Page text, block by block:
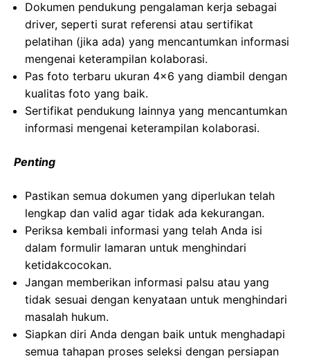
Dokumen pendukung pengalaman kerja sebagai
driver, seperti surat referensi atau sertifikat
pelatihan (jika ada) yang mencantumkan informasi
mengenai keterampilan kolaborasi.
Pas foto terbaru ukuran 4×6 yang diambil dengan
kualitas foto yang baik.
Sertifikat pendukung lainnya yang mencantumkan
informasi mengenai keterampilan kolaborasi.
Penting
Pastikan semua dokumen yang diperlukan telah
lengkap dan valid agar tidak ada kekurangan.
Periksa kembali informasi yang telah Anda isi
dalam formulir lamaran untuk menghindari
ketidakcocokan.
Jangan memberikan informasi palsu atau yang
tidak sesuai dengan kenyataan untuk menghindari
masalah hukum.
Siapkan diri Anda dengan baik untuk menghadapi
semua tahapan proses seleksi dengan persiapan